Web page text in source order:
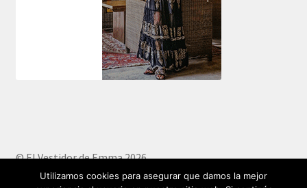
© El Vestidor de Emma 2026
Creado con Storefront y WooCommerce .
Utilizamos cookies para asegurar que damos la mejor